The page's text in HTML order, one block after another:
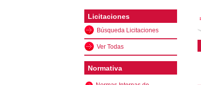
Licitaciones
Búsqueda Licitaciones
Ver Todas
Normativa